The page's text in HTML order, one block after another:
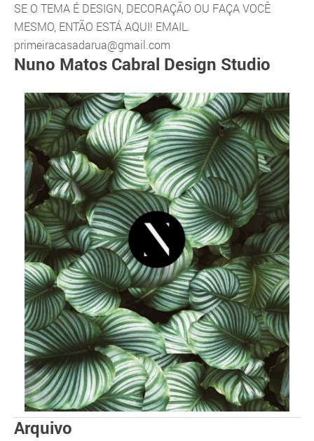
SE O TEMA É DESIGN, DECORAÇÃO OU FAÇA VOCÊ
MESMO, ENTÃO ESTÁ AQUI! EMAIL.
primeiracasadarua@gmail.com
Nuno Matos Cabral Design Studio
Arquivo